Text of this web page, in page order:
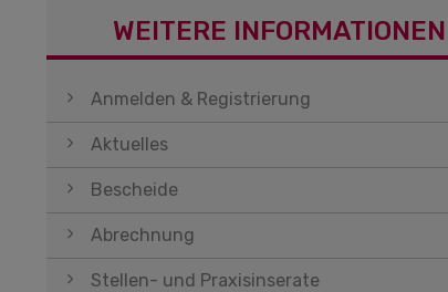
WEITERE INFORMATIONEN
Navigation überspringen
Anmelden & Registrierung
Aktuelles
Bescheide
Abrechnung
Stellen- und Praxisinserate